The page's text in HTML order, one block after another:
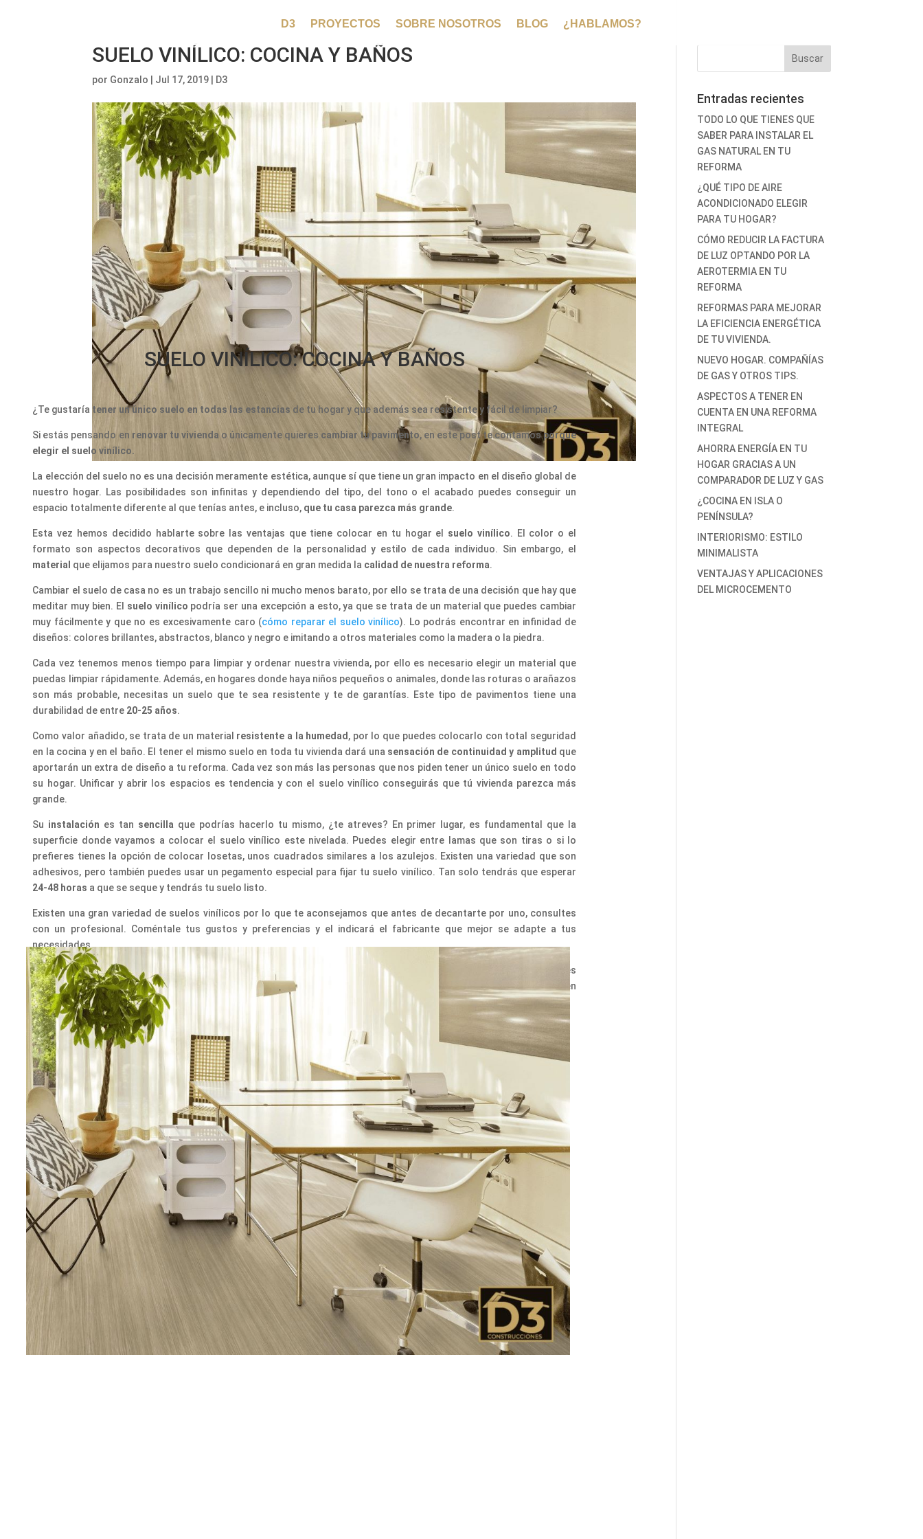
D3 PROYECTOS SOBRE NOSOTROS BLOG ¿HABLAMOS?
SUELO VINÍLICO: COCINA Y BAÑOS
por Gonzalo Jul 17, 2019 D3
SUELO VINÍLICO: COCINA Y BAÑOS
¿Te gustaría tener un único suelo en todas las estancias de tu hogar y que además sea resistente y fácil de limpiar?
Si estás pensando en renovar tu vivienda o únicamente quieres cambiar tu pavimento, en este post te contamosporque
elegir el suelo vinílico.
La elección del suelo no es una decisión meramente estética, aunque sí que tiene un gran impacto en el diseño global de
nuestro hogar. Las posibilidades son infinitas y dependiendo del tipo, del tono o el acabado puedes conseguir un
espacio totalmente diferente al que tenías antes, e incluso, que tu casa parezca más grande.
Esta vez hemos decidido hablarte sobre las ventajas que tiene colocar en tu hogar el suelo vinílico. El color o el
formato son aspectos decorativos que dependen de la personalidad y estilo de cada individuo. Sin embargo, el
material que elijamos para nuestro suelo condicionará en gran medida la calidad de nuestra reforma.
Cambiar el suelo de casa no es un trabajo sencillo ni mucho menos barato, por ello se trata de una decisión que hay que
meditar muy bien. El suelo vinílico podría ser una excepción a esto, ya que se trata de un material que puedes cambiar
muy fácilmente y que no es excesivamente caro (cómo reparar el suelo vinílico). Lo podrás encontrar en infinidad de
diseños: colores brillantes, abstractos, blanco y negro e imitando a otros materiales como la madera o la piedra.
Cada vez tenemos menos tiempo para limpiar y ordenar nuestra vivienda, por ello es necesario elegir un material que
puedas limpiar rápidamente. Además, en hogares donde haya niños pequeños o animales, donde las roturas o arañazos
son más probable, necesitas un suelo que te sea resistente y te de garantías. Este tipo de pavimentos tiene una
durabilidad de entre 20-25 años.
Como valor añadido, se trata de un material resistente a la humedad , por lo que puedes colocarlo con total seguridad
en la cocina y en el baño. El tener el mismo suelo en toda tu vivienda dará una sensación de continuidad y amplitud que
aportarán un extra de diseño a tu reforma. Cada vez son más las personas que nos piden tener un único suelo en todo
su hogar. Unificar y abrir los espacios es tendencia y con el suelo vinílico conseguirás que tú vivienda parezca más
grande.
Su instalación es tan sencilla que podrías hacerlo tu mismo, ¿te atreves? En primer lugar, es fundamental que la
superficie donde vayamos a colocar el suelo vinílico este nivelada. Puedes elegir entre lamas que son tiras o si lo
prefieres tienes la opción de colocar losetas, unos cuadrados similares a los azulejos. Existen una variedad que son
adhesivos, pero también puedes usar un pegamento especial para fijar tu suelo vinílico. Tan solo tendrás que esperar
24-48 horas a que se seque y tendrás tu suelo listo.
Existen una gran variedad de suelos vinílicos por lo que te aconsejamos que antes de decantarte por uno, consultes
con un profesional. Coméntale tus gustos y preferencias y el indicará el fabricante que mejor se adapte a tus
necesidades.
EnD3 Construcciones
estaremos encantados de asesorarte si lo deseas, puedes llamarnos o contactarnos a través
de nuestroformulario web. ¡Pruébalo y nos cuentas, queremos escuchar tu opinión! Y no te olvides de seguirnos en
Instagrampara no perderte nada.
Entradas recientes
TODO LO QUE TIENES QUE
SABER PARA INSTALAR EL
GAS NATURAL EN TU
REFORMA
¿QUÉ TIPO DE AIRE
ACONDICIONADO ELEGIR
PARA TU HOGAR?
CÓMO REDUCIR LA FACTURA
DE LUZ OPTANDO POR LA
AEROTERMIA EN TU
REFORMA
REFORMAS PARA MEJORAR
LA EFICIENCIA ENERGÉTICA
DE TU VIVIENDA.
NUEVO HOGAR. COMPAÑÍAS
DE GAS Y OTROS TIPS.
ASPECTOS A TENER EN
CUENTA EN UNA REFORMA
INTEGRAL
AHORRA ENERGÍA EN TU
HOGAR GRACIAS A UN
COMPARADOR DE LUZ Y GAS
¿COCINA EN ISLA O
PENÍNSULA?
INTERIORISMO: ESTILO
MINIMALISTA
VENTAJAS Y APLICACIONES
DEL MICROCEMENTO